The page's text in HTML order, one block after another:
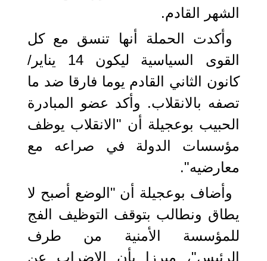
الشهر القادم.
وأكدت الحملة أنها تنسق مع كل
القوى السياسية ليكون 14 يناير/
كانون الثاني القادم يوما فارقا ضد ما
تصفه بالانقلاب. وأكد عضو المبادرة
الحبيب بوعجيلة أن "الانقلاب يوظف
مؤسسات الدولة في صراعه مع
معارضيه".
وأضاف بوعجيلة أن "الوضع أصبح لا
يطاق ونطالب بتوقف التوظيف الفج
للمؤسسة الأمنية من طرف
الرئيس"، مبرزا بأن الإضراب عن